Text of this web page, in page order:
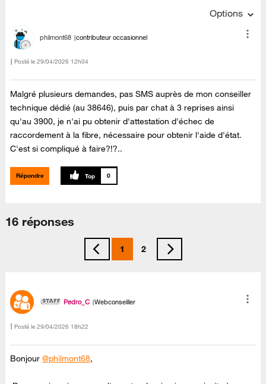
Options
philmont68 contributeur occasionnel
Posté le ‎29/04/2026 12h04
Malgré plusieurs demandes, pas SMS auprès de mon conseiller
technique dédié (au 38646), puis par chat à 3 reprises ainsi
qu'au 3900, je n'ai pu obtenir d'attestation d'échec de
raccordement à la fibre, nécessaire pour obtenir l'aide d'état.
C'est si compliqué à faire?!?..
Répondre 0
16 réponses
1 2
Pedro_C Webconseiller
Posté le ‎29/04/2026 18h22
Bonjour@philmont68,